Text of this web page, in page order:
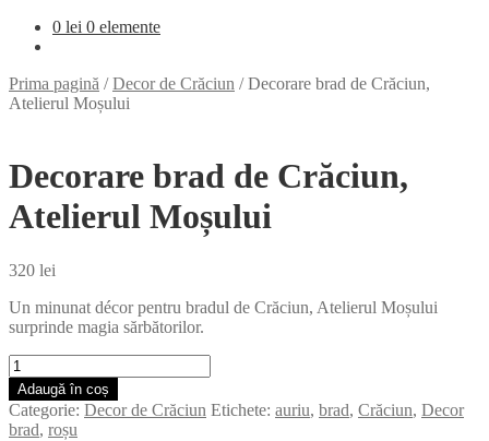
0 lei 0 elemente
Prima pagină /Decor de Crăciun /Decorare brad de Crăciun,
Atelierul Moșului
Decorare brad de Crăciun,
Atelierul Moșului
320 lei
Un minunat décor pentru bradul de Crăciun, Atelierul Moșului
surprinde magia sărbătorilor.
Cantitate
Decorare
brad
de
Adaugă în coș
Categorie: Decor de Crăciun Etichete: auriu, brad, Crăciun, Decor
brad, roșu